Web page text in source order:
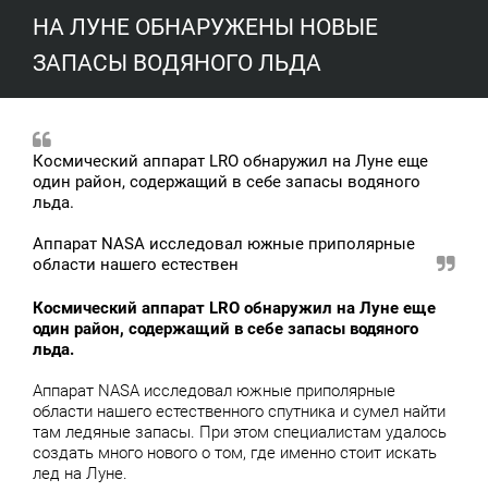
0
НА ЛУНЕ ОБНАРУЖЕНЫ НОВЫЕ
ЗАПАСЫ ВОДЯНОГО ЛЬДА
Космический аппарат LRO обнаружил на Луне еще
один район, содержащий в себе запасы водяного
льда.
Аппарат NASA исследовал южные приполярные
области нашего естествен
Космический аппарат LRO обнаружил на Луне еще
один район, содержащий в себе запасы водяного
льда.
Аппарат NASA исследовал южные приполярные
области нашего естественного спутника и сумел найти
там ледяные запасы. При этом специалистам удалось
создать много нового о том, где именно стоит искать
лед на Луне.